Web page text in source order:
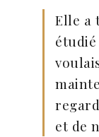
Elle a
et de